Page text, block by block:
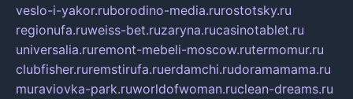
veslo-i-yakor.ruborodino-media.rurostotsky.ru
regionufa.ruweiss-bet.ruzaryna.rucasinotablet.ru
universalia.ruremont-mebeli-moscow.rutermomur.ru
clubfisher.ruremstirufa.ruerdamchi.rudoramamama.ru
muraviovka-park.ruworldofwoman.ruclean-dreams.ru